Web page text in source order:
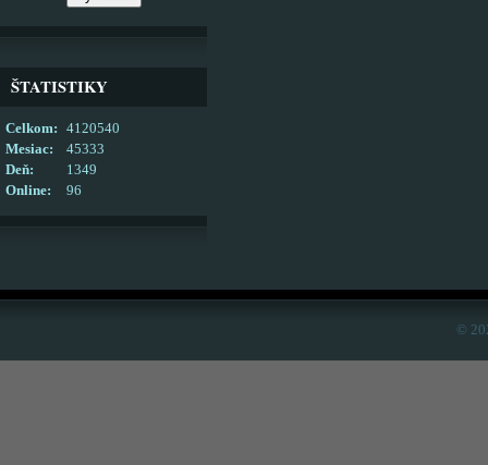
ŠTATISTIKY
Online: 96
Celkom:
4120540
Mesiac:
45333
Deň:
1349
©